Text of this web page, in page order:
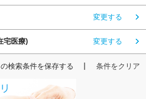
変更する
宅医療) 変更する
の検索条件を保存する 条件をクリア